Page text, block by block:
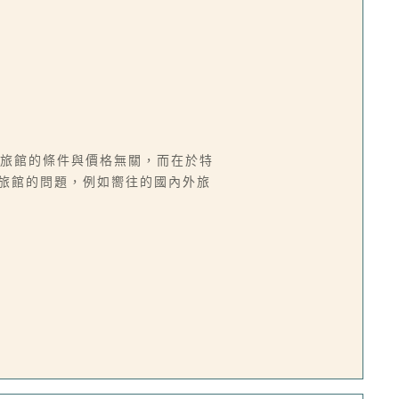
館的條件與價格無關，而在於特
館的問題，例如嚮往的國內外旅